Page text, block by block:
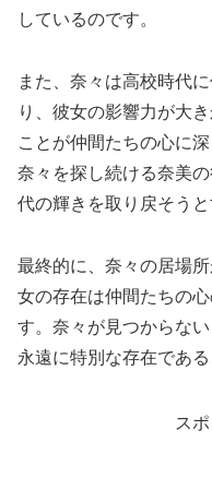
しているのです。
また、奈々は高校時代
り、彼女の影響力が大
ことが仲間たちの心に
奈々を探し続ける奈美
代の輝きを取り戻そう
最終的に、奈々の居場
女の存在は仲間たちの
す。奈々が見つからな
永遠に特別な存在であ
ス